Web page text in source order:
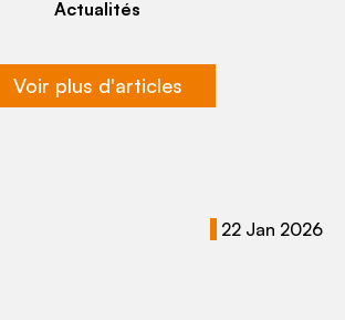
Actualités
Voir plus d'articles
22 Jan 2026